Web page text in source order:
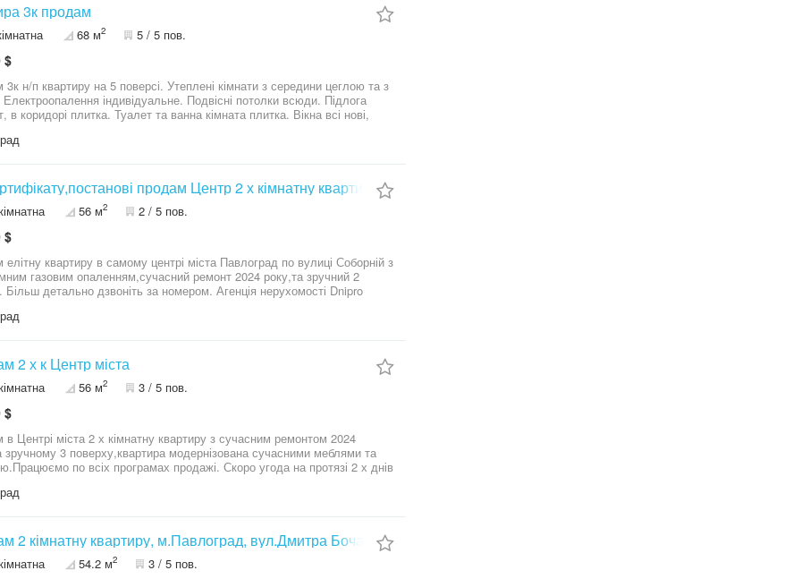
вам розкаже покажемо більш детально! Додасться відео по запиту.
нерухомості Dnipro
3к продам
68 м2 5 / 5 пов.
$
н/п квартиру на 5 поверсі. Утеплені кімнати з середини цеглою та з
Електроопалення індивідуальне. Подвісні потолки всюди. Підлога
в коридорі плитка. Туалет та ванна кімната плитка. Вікна всі нові,
духовка електро дорога якісна zanussi. Витяжка zanussi. Лічильники
Дві шафи купе в встроєні та меблі майже всі залишаю. Квартира
9кв. Криша не тече, дом ОСББ. ОСББ вирішує швидко всі питання
Балкон та вікна пластик. Вхідні двері броньовані. Сусіди всі дуже
Поряд за домом 7 поліклініка. Поряд садочки, школи, варус, атб,
Орбіта Я власник. Агенства прошу не турбувати. Розстрочки,
та оренди немає. Тільки продаж. Можна по Є сертифікату!!!!
продам Центр 2 х кімнатну квартиру
56 м2 2 / 5 пов.
$
квартиру в самому центрі міста Павлоград по вулиці Соборній з
газовим опаленням,сучасний ремонт 2024 року,та зручний 2
Більш детально дзвоніть за номером. Агенція нерухомості Dnipro
2 х к Центр міста
56 м2 3 / 5 пов.
$
Центрі міста 2 х кімнатну квартиру з сучасним ремонтом 2024
зручному 3 поверху,квартира модернізована сучасними меблями та
по всіх програмах продажі. Скоро угода на протязі 2 х днів
Продам 2 кімнатну квартиру, м.Павлоград, вул.Дмитра Бочарникова, 11А
54.2 м2 3 / 5 пов.